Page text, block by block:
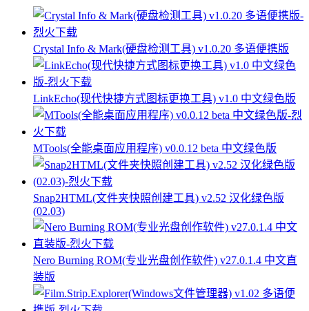
Crystal Info & Mark(硬盘检测工具) v1.0.20 多语便携版
LinkEcho(现代快捷方式图标更换工具) v1.0 中文绿色版
MTools(全能桌面应用程序) v0.0.12 beta 中文绿色版
Snap2HTML(文件夹快照创建工具) v2.52 汉化绿色版
(02.03)
Nero Burning ROM(专业光盘创作软件) v27.0.1.4 中文直
装版